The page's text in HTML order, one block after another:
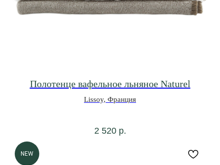
Полотенце вафельное льняное Naturel
Lissoy, Франция
2 520 р.
NEW